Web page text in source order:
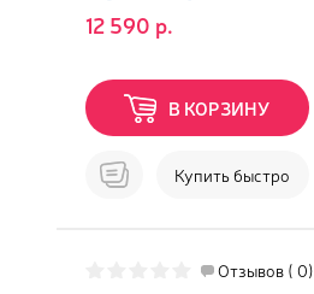
12 590 р.
В КОРЗИНУ
Купить быстро
Отзывов ( 0)